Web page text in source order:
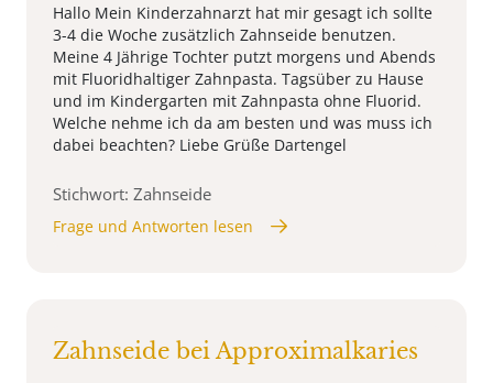
Hallo Mein Kinderzahnarzt hat mir gesagt ich sollte
3-4 die Woche zusätzlich Zahnseide benutzen.
Meine 4 Jährige Tochter putzt morgens und Abends
mit Fluoridhaltiger Zahnpasta. Tagsüber zu Hause
und im Kindergarten mit Zahnpasta ohne Fluorid.
Welche nehme ich da am besten und was muss ich
dabei beachten? Liebe Grüße Dartengel
Stichwort: Zahnseide
Frage und Antworten lesen
Zahnseide bei Approximalkaries